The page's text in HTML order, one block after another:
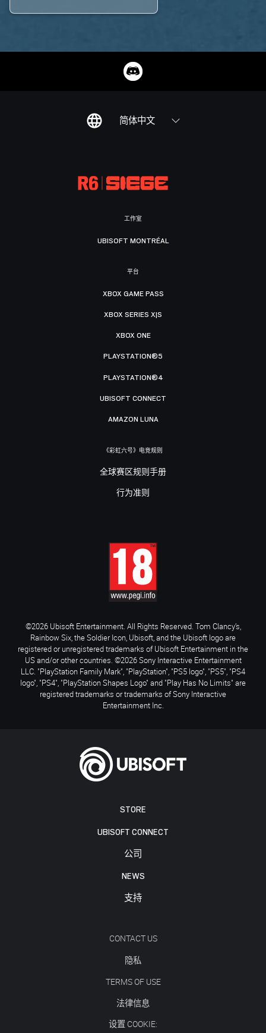
简体中文
STORE
UBISOFT CONNECT
公司
NEWS
支持
CONTACT US
隐私
TERMS OF USE
法律信息
设置 COOKIE:
工作室
UBISOFT MONTRÉAL
平台
XBOX GAME PASS
XBOX SERIES X|S
XBOX ONE
PLAYSTATION®5
PLAYSTATION®4
UBISOFT CONNECT
AMAZON LUNA
《彩虹六号》电竞规则
全球赛区规则手册
行为准则
©2026 Ubisoft Entertainment. All Rights Reserved. Tom Clancy’s,
Rainbow Six, the Soldier Icon, Ubisoft, and the Ubisoft logo are
registered or unregistered trademarks of Ubisoft Entertainment in the
US and/or other countries. ©2026 Sony Interactive Entertainment
LLC. "PlayStation Family Mark", "PlayStation", "PS5 logo", "PS5", "PS4
logo", "PS4", "PlayStation Shapes Logo" and "Play Has No Limits" are
registered trademarks or trademarks of Sony Interactive
Entertainment Inc.